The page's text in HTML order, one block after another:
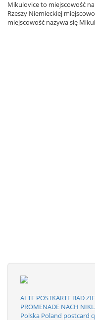
Mikulovice to miejscowość
Rzeszy Niemieckiej
miejscowość nazywa się
ALTE POSTKARTE BAD
PROMENADE NACH
Polska Poland postcard